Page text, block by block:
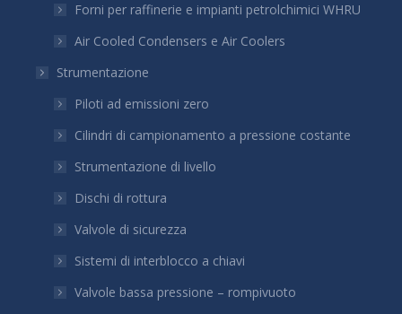
Forni per raffinerie e impianti petrolchimici WHRU
Air Cooled Condensers e Air Coolers
Strumentazione
Piloti ad emissioni zero
Cilindri di campionamento a pressione costante
Strumentazione di livello
Dischi di rottura
Valvole di sicurezza
Sistemi di interblocco a chiavi
Valvole bassa pressione – rompivuoto